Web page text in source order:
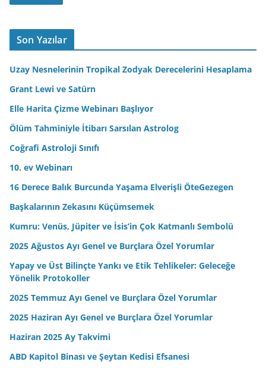
t
d
r
i
n
Son Yazılar
Uzay Nesnelerinin Tropikal Zodyak Derecelerini Hesaplama
Grant Lewi ve Satürn
Elle Harita Çizme Webinarı Başlıyor
Ölüm Tahminiyle İtibarı Sarsılan Astrolog
Coğrafi Astroloji Sınıfı
10. ev Webinarı
16 Derece Balık Burcunda Yaşama Elverişli ÖteGezegen
Başkalarının Zekasını Küçümsemek
Kumru: Venüs, Jüpiter ve İsis’in Çok Katmanlı Sembolü
2025 Ağustos Ayı Genel ve Burçlara Özel Yorumlar
Yapay ve Üst Bilinçte Yankı ve Etik Tehlikeler: Geleceğe
Yönelik Protokoller
2025 Temmuz Ayı Genel ve Burçlara Özel Yorumlar
2025 Haziran Ayı Genel ve Burçlara Özel Yorumlar
Haziran 2025 Ay Takvimi
ABD Kapitol Binası ve Şeytan Kedisi Efsanesi